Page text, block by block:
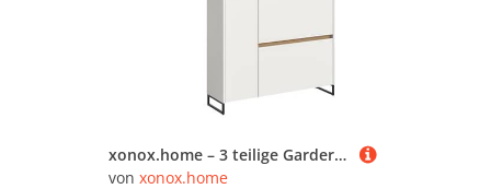
xonox.home – 3 teilige Garderobenkombination Drive 140x192x32 cm in Weiß und Artisan Oak Nachbildung – Set mit Spiegel, Regal & Schuhkommode – Moderne Garderobe für Diele & Eingangsbereich
von xonox.home